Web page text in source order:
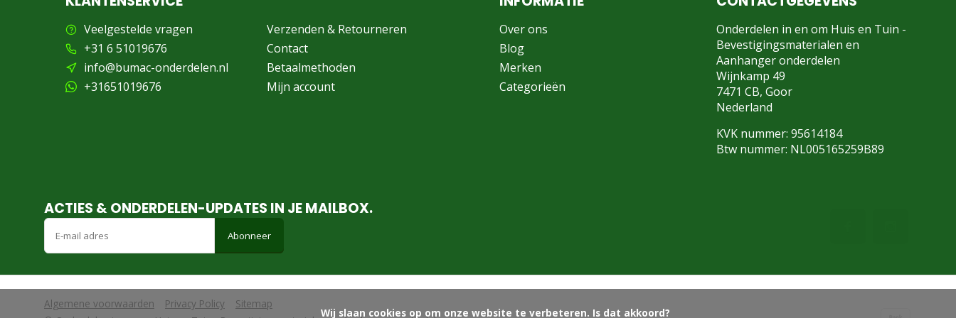
Veelgestelde vragen
+31 6 51019676
info@bumac-onderdelen.nl
+31651019676
Verzenden & Retourneren
Contact
Betaalmethoden
Mijn account
Over ons
Blog
Merken
Categorieën
Onderdelen in en om Huis en Tuin -
Bevestigingsmaterialen en
Aanhanger onderdelen
Wijnkamp 49
7471 CB, Goor
Nederland
KVK nummer: 95614184
Btw nummer: NL005165259B89
ACTIES & ONDERDELEN-UPDATES IN JE MAILBOX.
Abonneer
Algemene voorwaarden Privacy Policy
Sitemap